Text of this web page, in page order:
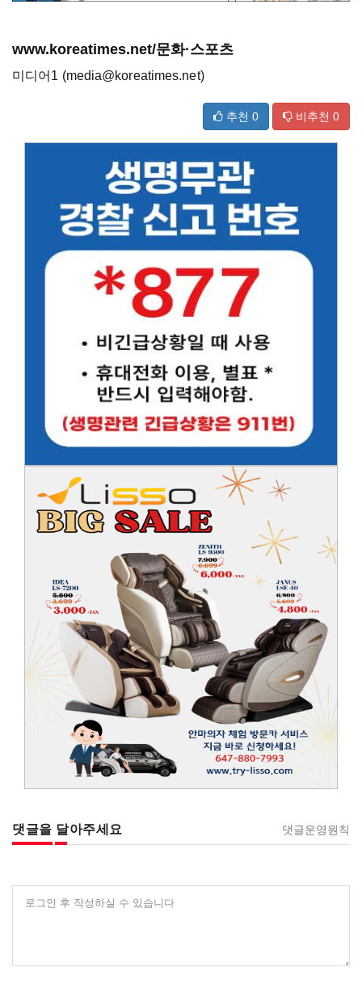
www.koreatimes.net/문화·스포츠
미디어1 (media@koreatimes.net)
추천 0 비추천 0
댓글을 달아주세요 댓글운영원칙
로그인 후 작성하실 수 있습니다